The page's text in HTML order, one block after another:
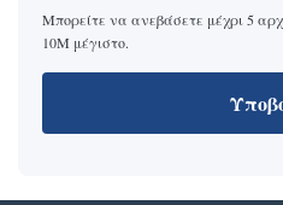
Μπορείτε να ανεβάσετε μέχρι 5
10M μέγιστο.